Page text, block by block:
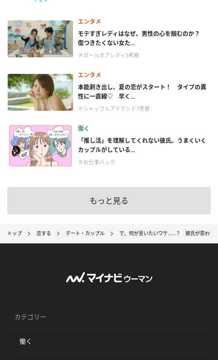
エンタメ
モテすぎレディはなぜ、男性の心を掴むのか？
傷つきたくない女た...
＃ガールオアレディ3考察
エンタメ
本能剥き出し、夏の恋がスタート！ タイプの異
性に一直線♡ 早く...
＃シャッフルアイランド7考察
働く
「推し活」を理解してくれない彼氏。うまくいく
カップルがしている...
＃お仕事ハック
もっと見る
トップ 恋する デート・カップル で、何が言いたいワケ……？ 彼氏が思わず
カテゴリー
働く